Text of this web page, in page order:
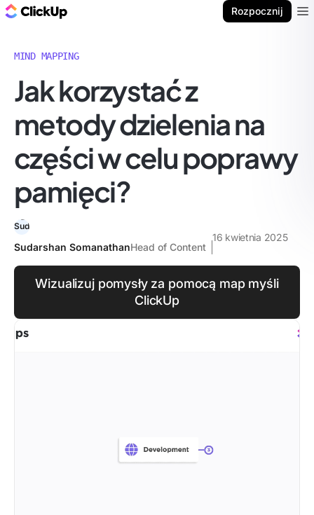
Rozpocznij
MIND MAPPING
Jak korzystać z
metody dzielenia na
części w celu poprawy
pamięci?
Sudarshan SomanathanHead of Content
16 kwietnia 2025
Wizualizuj pomysły za pomocą map myśli
ClickUp